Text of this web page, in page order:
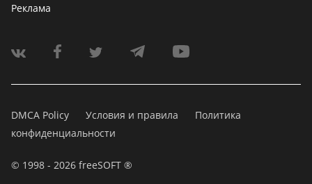
Реклама
DMCA Policy Условия и правила
Политика
конфиденциальности
© 1998 - 2026 freeSOFT ®